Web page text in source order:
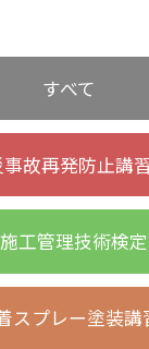
すべて
故再発防止講
工管理技術検
スプレー塗装講